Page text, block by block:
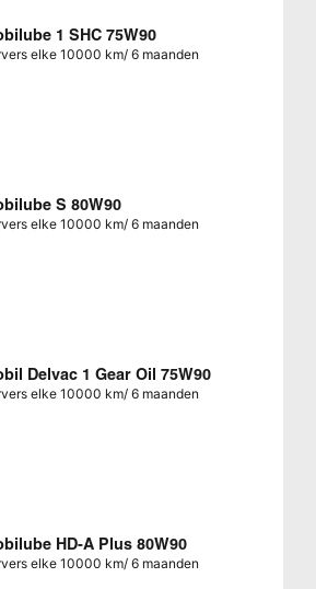
1 SHC 75W90
elke 10000 km/ 6 maanden
S 80W90
elke 10000 km/ 6 maanden
Delvac 1 Gear Oil 75W90
elke 10000 km/ 6 maanden
HD-A Plus 80W90
elke 10000 km/ 6 maanden